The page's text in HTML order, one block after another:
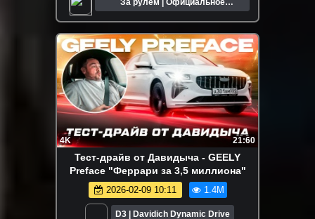
За рулем | Официальное
4K 21:60
Тест-драйв от Давидыча - GEELY
Preface "Феррари за 3,5 миллиона"
2026-02-09 10:11 1.4M
D3 | Davidich Dynamic Drive